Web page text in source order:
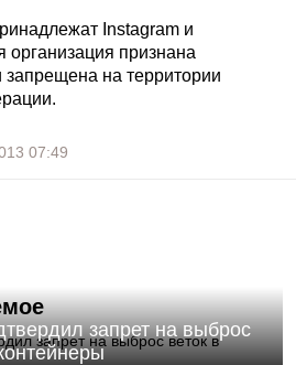
Instagram и
организация признана
запрещена на территории
07:49
запрет на выброс